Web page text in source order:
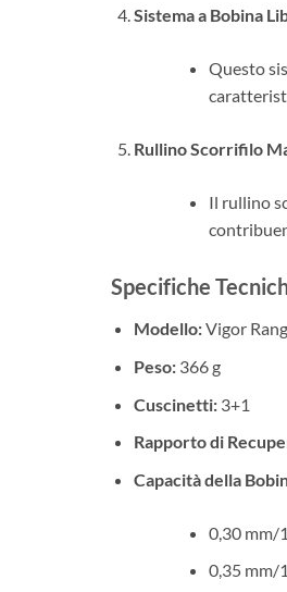
Sistema a Bobina
Questo
Rullino Scorrifilo
Il rullino
Specifiche
Modello:Vigor
Peso:366 g
Cuscinetti:3+1
Rapporto di
Capacità della
0,30 mm/
0,35 mm/